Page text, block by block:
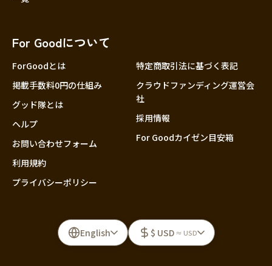
For Goodについて
ForGoodとは
掲載手数料0円の仕組み
グッド隊とは
ヘルプ
お問い合わせフォーム
利用規約
プライバシーポリシー
特定商取引法に基づく表記
クラウドファンディング運営会
社
採用情報
For Goodカイゼン目安箱
English $ USD ≈ USD